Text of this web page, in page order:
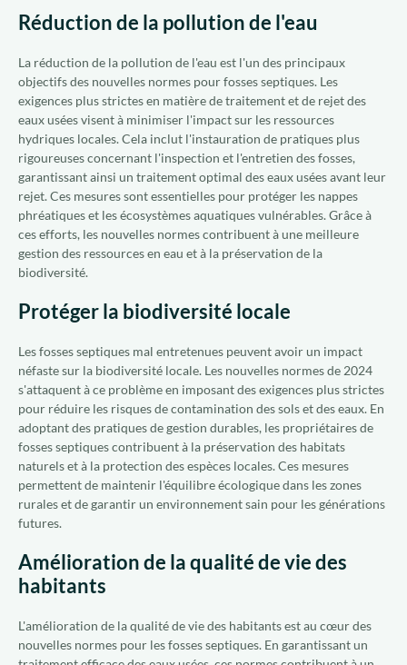
Réduction de la pollution de l'eau
La réduction de la pollution de l'eau est l'un des principaux
objectifs des nouvelles normes pour fosses septiques. Les
exigences plus strictes en matière de traitement et de rejet des
eaux usées visent à minimiser l'impact sur les ressources
hydriques locales. Cela inclut l'instauration de pratiques plus
rigoureuses concernant l'inspection et l'entretien des fosses,
garantissant ainsi un traitement optimal des eaux usées avant leur
rejet. Ces mesures sont essentielles pour protéger les nappes
phréatiques et les écosystèmes aquatiques vulnérables. Grâce à
ces efforts, les nouvelles normes contribuent à une meilleure
gestion des ressources en eau et à la préservation de la
biodiversité.
Protéger la biodiversité locale
Les fosses septiques mal entretenues peuvent avoir un impact
néfaste sur la biodiversité locale. Les nouvelles normes de 2024
s'attaquent à ce problème en imposant des exigences plus strictes
pour réduire les risques de contamination des sols et des eaux. En
adoptant des pratiques de gestion durables, les propriétaires de
fosses septiques contribuent à la préservation des habitats
naturels et à la protection des espèces locales. Ces mesures
permettent de maintenir l'équilibre écologique dans les zones
rurales et de garantir un environnement sain pour les générations
futures.
Amélioration de la qualité de vie des
habitants
L'amélioration de la qualité de vie des habitants est au cœur des
nouvelles normes pour les fosses septiques. En garantissant un